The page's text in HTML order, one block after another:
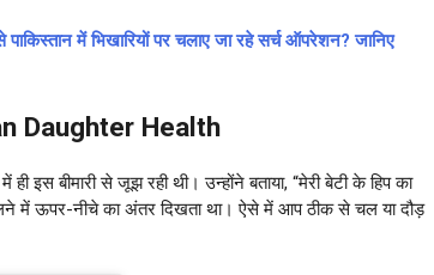
में भिखारियों पर चलाए जा रहे सर्च ऑपरेशन? जानिए
Daughter Health
इस बीमारी से जूझ रही थी। उन्होंने बताया, “मेरी बेटी के हिप का
में ऊपर-नीचे का अंतर दिखता था। ऐसे में आप ठीक से चल या दौड़